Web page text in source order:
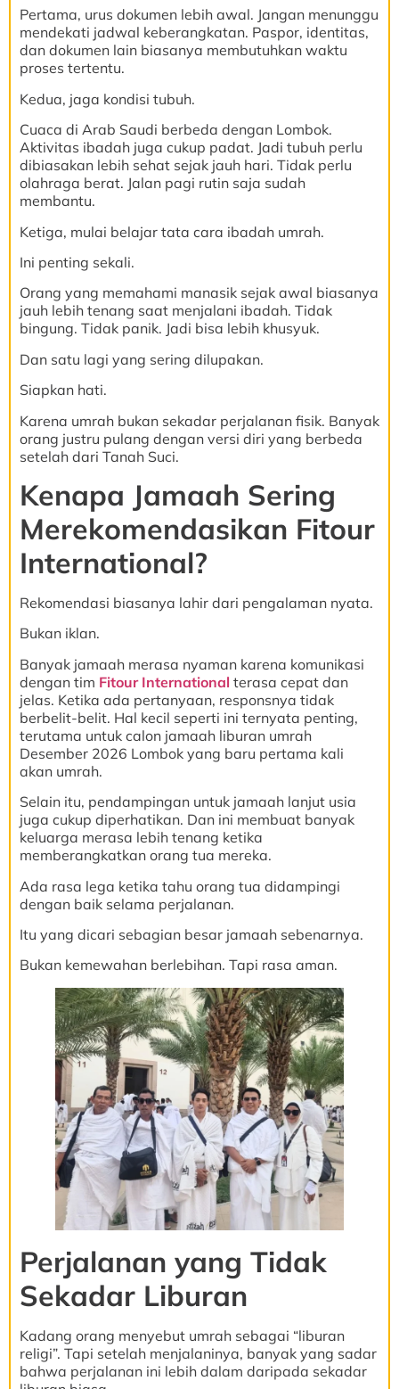
Pertama, urus dokumen lebih awal. Jangan menunggu
mendekati jadwal keberangkatan. Paspor, identitas,
dan dokumen lain biasanya membutuhkan waktu
proses tertentu.
Kedua, jaga kondisi tubuh.
Cuaca di Arab Saudi berbeda dengan Lombok.
Aktivitas ibadah juga cukup padat. Jadi tubuh perlu
dibiasakan lebih sehat sejak jauh hari. Tidak perlu
olahraga berat. Jalan pagi rutin saja sudah
membantu.
Ketiga, mulai belajar tata cara ibadah umrah.
Ini penting sekali.
Orang yang memahami manasik sejak awal biasanya
jauh lebih tenang saat menjalani ibadah. Tidak
bingung. Tidak panik. Jadi bisa lebih khusyuk.
Dan satu lagi yang sering dilupakan.
Siapkan hati.
Karena umrah bukan sekadar perjalanan fisik. Banyak
orang justru pulang dengan versi diri yang berbeda
setelah dari Tanah Suci.
Kenapa Jamaah Sering
Merekomendasikan Fitour
International?
Rekomendasi biasanya lahir dari pengalaman nyata.
Bukan iklan.
Banyak jamaah merasa nyaman karena komunikasi
dengan tim Fitour International terasa cepat dan
jelas. Ketika ada pertanyaan, responsnya tidak
berbelit-belit. Hal kecil seperti ini ternyata penting,
terutama untuk calon jamaah liburan umrah
Desember 2026 Lombok yang baru pertama kali
akan umrah.
Selain itu, pendampingan untuk jamaah lanjut usia
juga cukup diperhatikan. Dan ini membuat banyak
keluarga merasa lebih tenang ketika
memberangkatkan orang tua mereka.
Ada rasa lega ketika tahu orang tua didampingi
dengan baik selama perjalanan.
Itu yang dicari sebagian besar jamaah sebenarnya.
Bukan kemewahan berlebihan. Tapi rasa aman.
Perjalanan yang Tidak
Sekadar Liburan
Kadang orang menyebut umrah sebagai “liburan
religi”. Tapi setelah menjalaninya, banyak yang sadar
bahwa perjalanan ini lebih dalam daripada sekadar